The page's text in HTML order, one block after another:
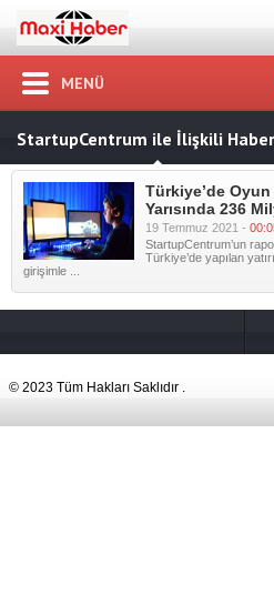
MENÜ
StartupCentrum ile İlişkili
Türkiye’de
Yarısında 236
19 Temmuz 2021 -
StartupCentrum’un
Türkiye’de yapılan
girişimle ...
© 2023 Tüm Hakları Saklıdır .